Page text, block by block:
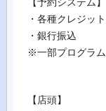
【予約システム】
・各種クレジッ
・銀行振込
※一部プログラ
【店頭】